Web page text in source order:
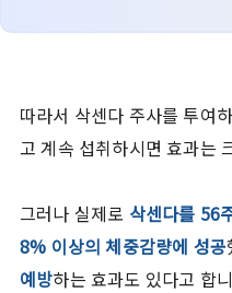
따라서 삭센다 주사를 투여
고 계속 섭취하시면 효과는
그러나 실제로 삭센다를 56
8% 이상의 체중감량에 성공
예방하는 효과도 있다고 합